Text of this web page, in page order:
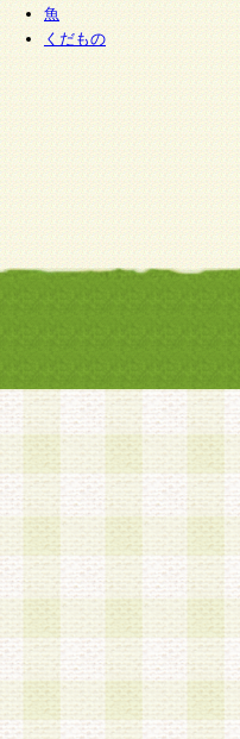
魚
くだもの